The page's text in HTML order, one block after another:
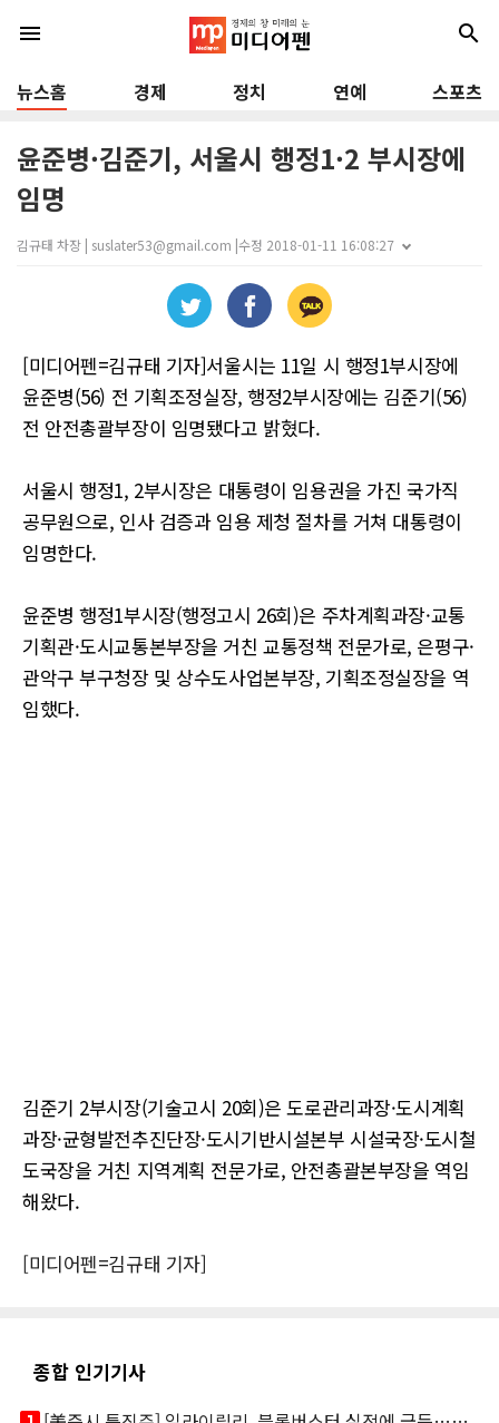
menu search
뉴스홈 경제 정치 연예 스포츠
윤준병·김준기, 서울시 행정1·2 부시장에
임명
김규태 차장 | suslater53@gmail.com |수정 2018-01-11 16:08:27
[미디어펜=김규태 기자]서울시는 11일 시 행정1부시장에
윤준병(56) 전 기획조정실장, 행정2부시장에는 김준기(56)
전 안전총괄부장이 임명됐다고 밝혔다.
서울시 행정1, 2부시장은 대통령이 임용권을 가진 국가직
공무원으로, 인사 검증과 임용 제청 절차를 거쳐 대통령이
임명한다.
윤준병 행정1부시장(행정고시 26회)은 주차계획과장·교통
기획관·도시교통본부장을 거친 교통정책 전문가로, 은평구·
관악구 부구청장 및 상수도사업본부장, 기획조정실장을 역
임했다.
김준기 2부시장(기술고시 20회)은 도로관리과장·도시계획
과장·균형발전추진단장·도시기반시설본부 시설국장·도시철
도국장을 거친 지역계획 전문가로, 안전총괄본부장을 역임
해왔다.
[미디어펜=김규태 기자]
종합 인기기사